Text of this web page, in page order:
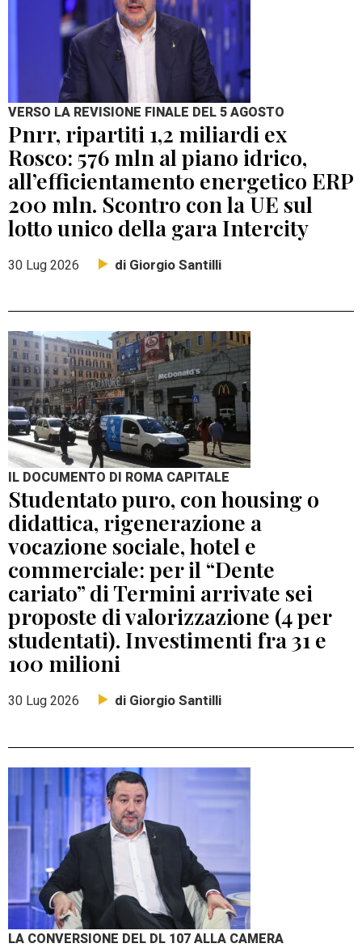
VERSO LA REVISIONE FINALE DEL 5 AGOSTO
Pnrr, ripartiti 1,2 miliardi ex
Rosco: 576 mln al piano idrico,
all’efficientamento energetico ERP
200 mln. Scontro con la UE sul
lotto unico della gara Intercity
30 Lug 2026 di Giorgio Santilli
IL DOCUMENTO DI ROMA CAPITALE
Studentato puro, con housing o
didattica, rigenerazione a
vocazione sociale, hotel e
commerciale: per il “Dente
cariato” di Termini arrivate sei
proposte di valorizzazione (4 per
studentati). Investimenti fra 31 e
100 milioni
30 Lug 2026 di Giorgio Santilli
LA CONVERSIONE DEL DL 107 ALLA CAMERA